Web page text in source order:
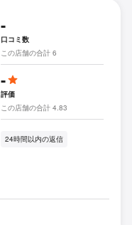
-
口コミ数
この店舗の合計 6
-
評価
この店舗の合計 4.83
24時間以内の返信